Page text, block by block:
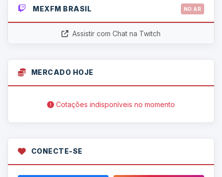
MEXFM BRASIL NO AR
Assistir com Chat na Twitch
MERCADO HOJE
Cotações indisponíveis no momento
CONECTE-SE